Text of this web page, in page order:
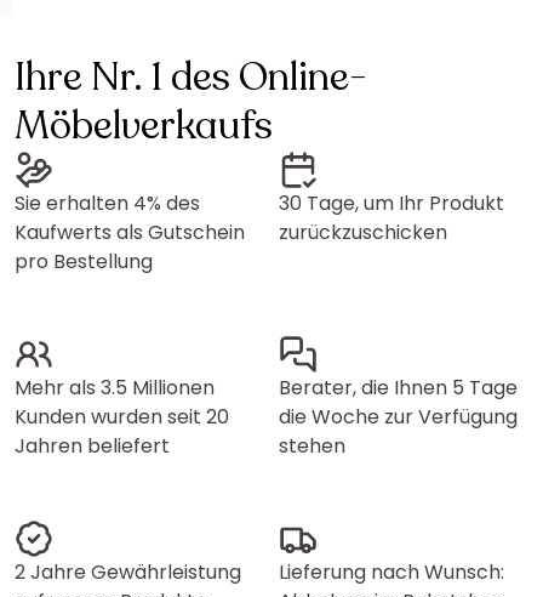
Ihre Nr. 1 des Online-
Möbelverkaufs
Sie erhalten 4% des
Kaufwerts als Gutschein
pro Bestellung
30 Tage, um Ihr Produkt
zurückzuschicken
Mehr als 3.5 Millionen
Kunden wurden seit 20
Jahren beliefert
Berater, die Ihnen 5 Tage
die Woche zur Verfügung
stehen
2 Jahre Gewährleistung
Lieferung nach Wunsch: